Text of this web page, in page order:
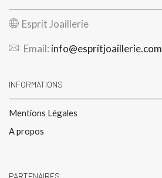
Esprit Joaillerie
Email: info@espritjoaillerie.com
INFORMATIONS
Mentions Légales
A propos
PARTENAIRES